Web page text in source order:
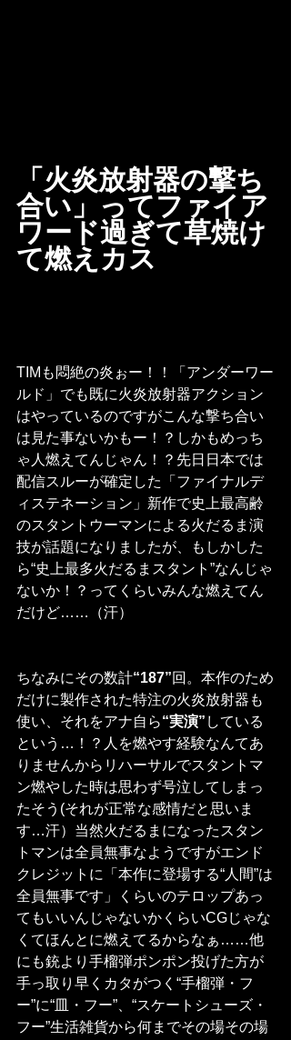
「火炎放射器の撃ち
合い」ってファイア
ワード過ぎて草焼け
て燃えカス
TIMも悶絶の炎ぉー！！「アンダーワー
ルド」でも既に火炎放射器アクション
はやっているのですがこんな撃ち合い
は見た事ないかもー！？しかもめっち
ゃ人燃えてんじゃん！？先日日本では
配信スルーが確定した「ファイナルデ
ィステネーション」新作で史上最高齢
のスタントウーマンによる火だるま演
技が話題になりましたが、もしかした
ら“史上最多火だるまスタント”なんじゃ
ないか！？ってくらいみんな燃えてん
だけど……（汗）
ちなみにその数計“187”回。本作のため
だけに製作された特注の火炎放射器も
使い、それをアナ自ら“実演” している
という…！？人を燃やす経験なんてあ
りませんからリハーサルでスタントマ
ン燃やした時は思わず号泣してしまっ
たそう(それが正常な感情だと思いま
す…汗）当然火だるまになったスタン
トマンは全員無事なようですがエンド
クレジットに「本作に登場する“人間”は
全員無事です」くらいのテロップあっ
てもいいんじゃないかくらいCGじゃな
くてほんとに燃えてるからなぁ……他
にも銃より手榴弾ポンポン投げた方が
手っ取り早くカタがつく“手榴弾・フ
ー”に“皿・フー”、“スケートシューズ・
フー”生活雑貨から何までその場その場